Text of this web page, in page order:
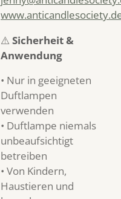
⚠️ Sicherheit &
Anwendung
• Nur in geeigneten
Duftlampen
verwenden
• Duftlampe niemals
unbeaufsichtigt
betreiben
• Von Kindern,
Haustieren und